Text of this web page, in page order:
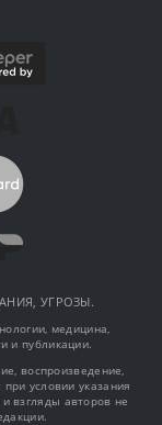
УГРОЗЫ.
медицина,
и публикации.
воспроизведение,
условии указания
взгляды авторов не